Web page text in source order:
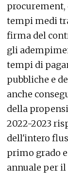
procurement,
tempi medi
firma del
gli
tempi di
pubbliche e
anche
della
2022-2023
dell'intero
primo grado
annuale per il